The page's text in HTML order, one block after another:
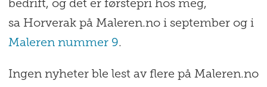
bedrift, og det er førstepri hos meg,
sa Horverak på Maleren.no i september og i
Maleren nummer 9.
Ingen nyheter ble lest av flere på Maleren.no